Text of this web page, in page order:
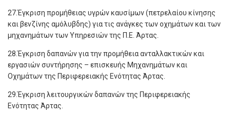
27.Έγκριση προμήθειας υγρών καυσίμων (πετρελαίου κίνησης
και βενζίνης αμόλυβδης) για τις ανάγκες των οχημάτων και των
μηχανημάτων των Υπηρεσιών της Π.Ε. Άρτας.
28.Έγκριση δαπανών για την προμήθεια ανταλλακτικών και
εργασιών συντήρησης – επισκευής Μηχανημάτων και
Οχημάτων της Περιφερειακής Ενότητας Άρτας.
29.Έγκριση λειτουργικών δαπανών της Περιφερειακής
Ενότητας Άρτας.